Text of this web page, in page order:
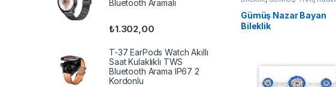
Bileklikleri
Nazar Bileklikler
Gümüş Nazar Bayan
Bileklik
Bluetooth Aramalı
₺1.302,00
T-37 EarPods Watch Akıllı
Saat Kulaklıklı TWS
Bluetooth Arama IP67 2
Kordonlu